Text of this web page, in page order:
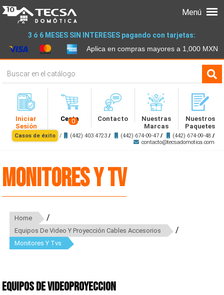
3 ó 6 MESES SIN INTERESES pagando con tarjetas:
Aplica en compras mayores a 1,000 MXN
Iniciar
Sesión
Cesta
0 Contacto
Nuestras
Marcas
Nuestros
Paquetes
Casos de éxito / (442) 403 4723 / (442) 674-09-47 / (442) 674-09-48 /
contacto@tecsadomotica.com
Menú
monitores y TV
Home /
Equipos De Video Y Proyección Cables Accesorios /
Monitores Y Tvs
Equipos de videoproyeccion